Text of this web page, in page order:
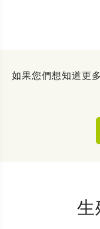
如果您們想知道更
生